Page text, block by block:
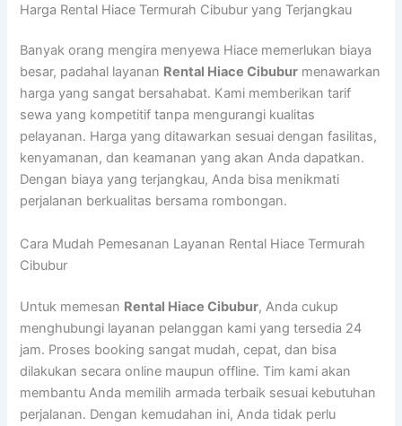
Harga Rental Hiace Termurah Cibubur yang Terjangkau
Banyak orang mengira menyewa Hiace memerlukan biaya
besar, padahal layanan Rental Hiace Cibubur menawarkan
harga yang sangat bersahabat. Kami memberikan tarif
sewa yang kompetitif tanpa mengurangi kualitas
pelayanan. Harga yang ditawarkan sesuai dengan fasilitas,
kenyamanan, dan keamanan yang akan Anda dapatkan.
Dengan biaya yang terjangkau, Anda bisa menikmati
perjalanan berkualitas bersama rombongan.
Cara Mudah Pemesanan Layanan Rental Hiace Termurah
Cibubur
Untuk memesan Rental Hiace Cibubur, Anda cukup
menghubungi layanan pelanggan kami yang tersedia 24
jam. Proses booking sangat mudah, cepat, dan bisa
dilakukan secara online maupun offline. Tim kami akan
membantu Anda memilih armada terbaik sesuai kebutuhan
perjalanan. Dengan kemudahan ini, Anda tidak perlu